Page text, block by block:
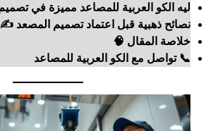
ليه الكو العربية للمصاعد مميزة في
نصائح ذهبية قبل اعتماد تصميم المصعد ✍️
خلاصة المقال 🧠
📞 تواصل مع الكو العربية للمصاعد